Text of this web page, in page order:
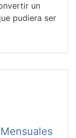
un
pudiera ser